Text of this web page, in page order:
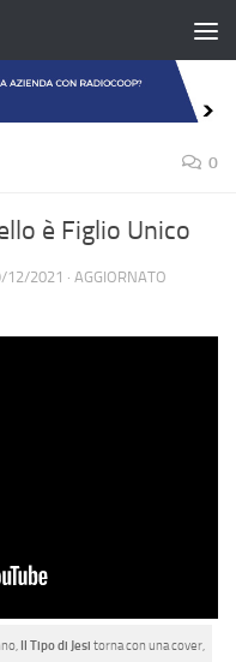
0
è Figlio Unico
12/2021 · AGGIORNATO
Il Tipo di Jesi torna con una cover,